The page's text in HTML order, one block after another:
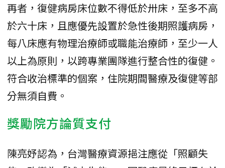
再者，復健病房床位數不得低於卅床，至多不高
於六十床，且應優先設置於急性後期照護病房，
每八床應有物理治療師或職能治療師，至少一人
以上為原則，以跨專業團隊進行整合性的復健。
符合收治標準的個案，住院期間醫療及復健等部
分無須自費。
獎勵院方論質支付
陳亮妤認為，台灣醫療資源挹注應從「照顧失